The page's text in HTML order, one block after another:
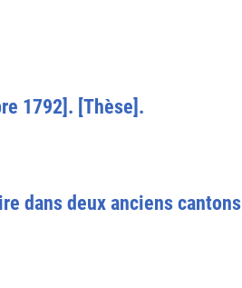
1792]. [Thèse].
dans deux anciens cantons